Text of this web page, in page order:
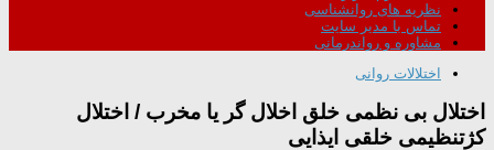
نظریه های روانشناسی
تماس با مدیر سایت
مشاوره و رواندرمانی
اختلالات روانی
اختلال بی نظمی خلق اخلال گر یا مخرب / اختلال
کژتنظیمی خلقی ایذایی